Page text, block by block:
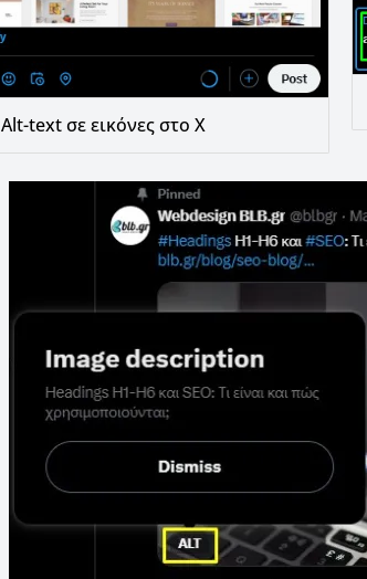
Alt-text σε εικόνες στο X